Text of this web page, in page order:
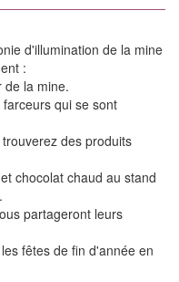
d'illumination de la mine
:
la mine.
qui se sont
des produits
chocolat chaud au stand
partageront leurs
fêtes de fin d'année en